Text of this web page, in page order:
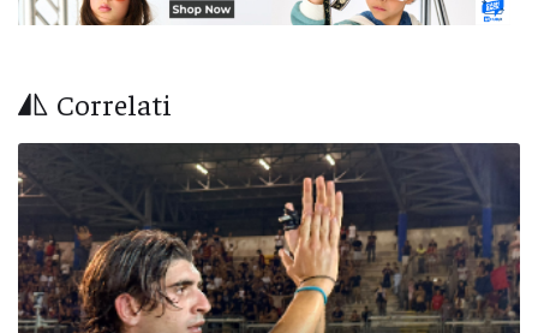
Correlati